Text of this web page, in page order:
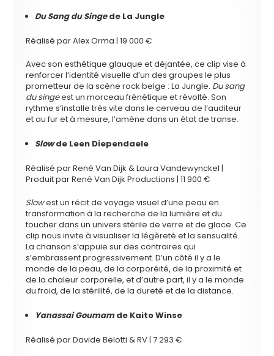
Du Sang du Singede La Jungle
Réalisé par Alex Orma | 19 000 €
Avec son esthétique glauque et déjantée, ce clip vise à
renforcer l’identité visuelle d’un des groupes le plus
prometteur de la scène rock belge : La Jungle. Du sang
du singeest un morceau frénétique et révolté. Son
rythme s’installe très vite dans le cerveau de l’auditeur
et au fur et à mesure, l’amène dans un état de transe.
Slowde Leen Diependaele
Réalisé par René Van Dijk & Laura Vandewynckel |
Produit par René Van Dijk Productions | 11 900 €
Slowest un récit de voyage visuel d’une peau en
transformation à la recherche de la lumière et du
toucher dans un univers stérile de verre et de glace. Ce
clip nous invite à visualiser la légèreté et la sensualité.
La chanson s’appuie sur des contraires qui
s’embrassent progressivement. D’un côté il y a le
monde de la peau, de la corporéité, de la proximité et
de la chaleur corporelle, et d’autre part, il y a le monde
du froid, de la stérilité, de la dureté et de la distance.
Yanassai Goumamde Kaito Winse
Réalisé par Davide Belotti & RV | 7 293 €